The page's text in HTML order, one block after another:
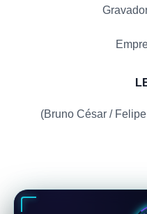
(Bruno César /